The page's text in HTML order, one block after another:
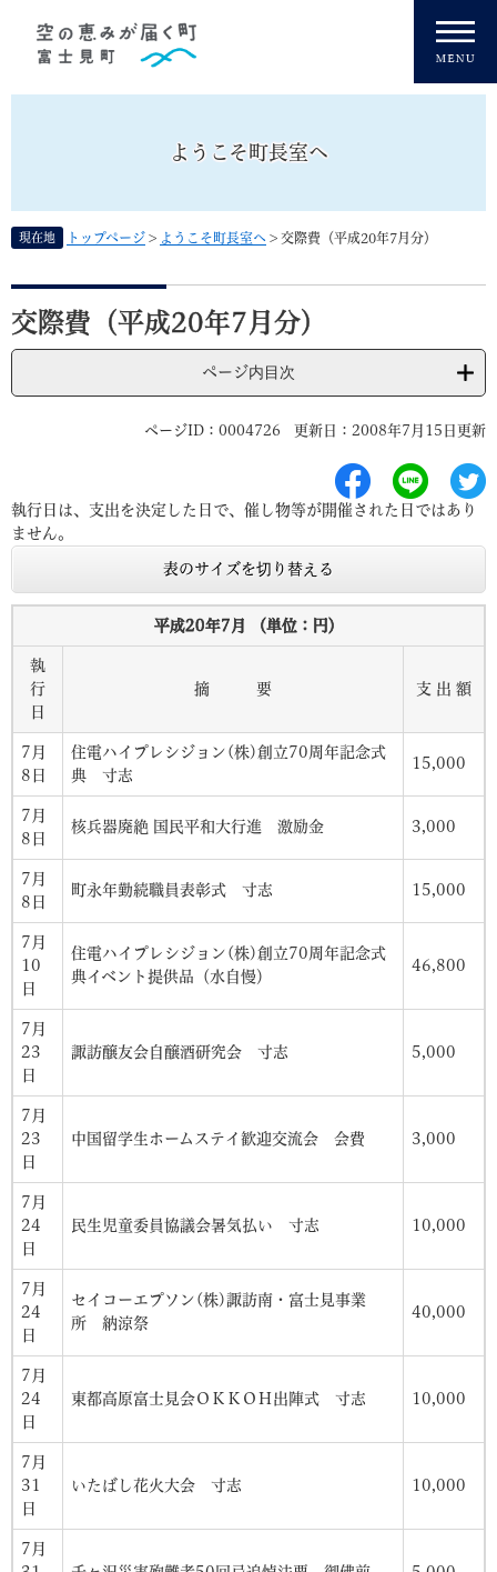
ようこそ町長室へ
現在地 トップページ > ようこそ町長室へ > 交際費（平成20年7月分）
本
文
交際費（平成20年7月分）
ページ内目次
ページID：0004726 更新日：2008年7月15日更新
執行日は、支出を決定した日で、催し物等が開催された日ではあり
ません。
表のサイズを切り替える
平成20年7月 （単位：円）
執
行
日
摘 要 支 出 額
7月
8日
住電ハイプレシジョン(株)創立70周年記念式
典 寸志
15,000
7月
8日
核兵器廃絶 国民平和大行進 激励金 3,000
7月
8日
町永年勤続職員表彰式 寸志 15,000
7月
10
日
住電ハイプレシジョン(株)創立70周年記念式
典イベント提供品（水自慢）
46,800
7月
23
日
諏訪醸友会自醸酒研究会 寸志 5,000
7月
23
日
中国留学生ホームステイ歓迎交流会 会費 3,000
7月
24
日
民生児童委員協議会暑気払い 寸志 10,000
7月
24
日
セイコーエプソン(株)諏訪南・富士見事業
所 納涼祭
40,000
7月
24
日
東都高原富士見会ＯＫＫＯＨ出陣式 寸志 10,000
7月
31
日
いたばし花火大会 寸志 10,000
7月